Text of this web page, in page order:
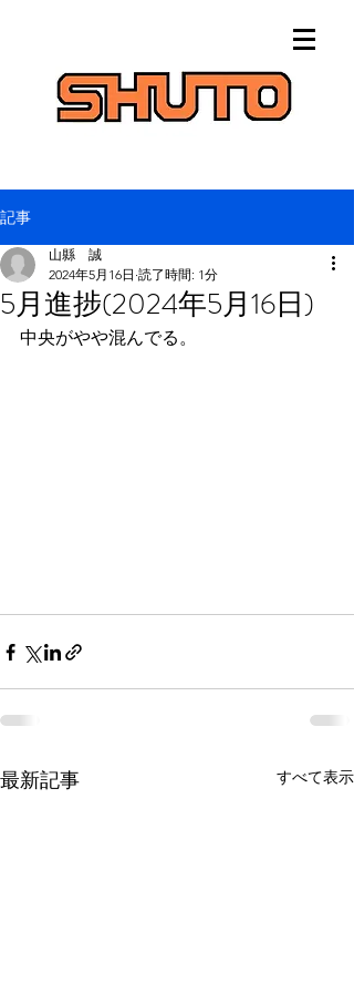
記事
5月進捗(2024年5月16日)
山縣 誠
2024年5月16日 読了時間: 1分
中央がやや混んでる。
最新記事 すべて表示